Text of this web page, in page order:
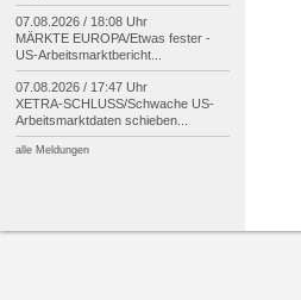
07.08.2026 / 18:08 Uhr
MÄRKTE EUROPA/Etwas fester -
US-Arbeitsmarktbericht...
07.08.2026 / 17:47 Uhr
XETRA-SCHLUSS/Schwache US-
Arbeitsmarktdaten schieben...
alle Meldungen